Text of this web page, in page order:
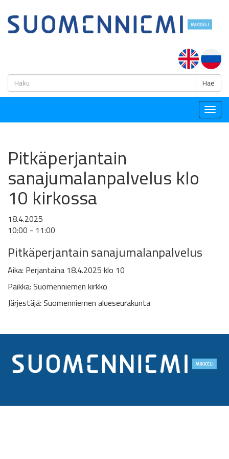
Hae
Pitkäperjantain
sanajumalanpalvelus klo
10 kirkossa
18.4.2025
10:00 - 11:00
Pitkäperjantain sanajumalanpalvelus
Aika: Perjantaina 18.4.2025 klo 10
Paikka: Suomenniemen kirkko
Järjestäjä: Suomenniemen alueseurakunta